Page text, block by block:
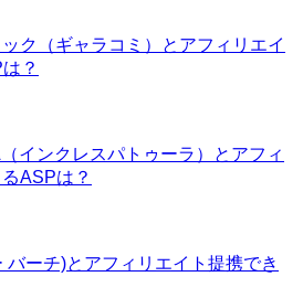
ク（ギャラコミ）とアフィリエイ
？
インクレスパトゥーラ）とアフィ
ASPは？
バーチ)とアフィリエイト提携でき